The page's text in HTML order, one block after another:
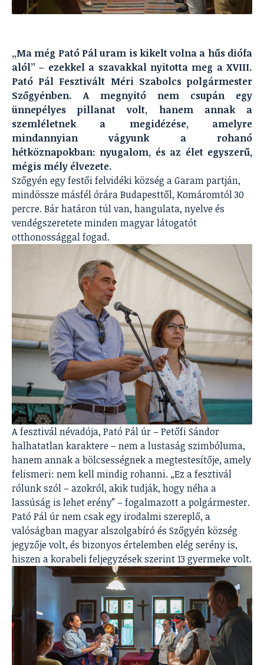
„Ma még Pató Pál uram is kikelt volna a hűs diófa
alól” – ezekkel a szavakkal nyitotta meg a XVIII.
Pató Pál Fesztivált Méri Szabolcs polgármester
Szőgyénben. A megnyitó nem csupán egy
ünnepélyes pillanat volt, hanem annak a
szemléletnek a megidézése, amelyre
mindannyian vágyunk a rohanó
hétköznapokban: nyugalom, és az élet egyszerű,
mégis mély élvezete.
Szőgyén egy festői felvidéki község a Garam partján,
mindössze másfél órára Budapesttől, Komáromtól 30
percre. Bár határon túl van, hangulata, nyelve és
vendégszeretete minden magyar látogatót
otthonossággal fogad.
A fesztivál névadója, Pató Pál úr – Petőfi Sándor
halhatatlan karaktere – nem a lustaság szimbóluma,
hanem annak a bölcsességnek a megtestesítője, amely
felismeri: nem kell mindig rohanni. „Ez a fesztivál
rólunk szól – azokról, akik tudják, hogy néha a
lassúság is lehet erény” – fogalmazott a polgármester.
Pató Pál úr nem csak egy irodalmi szereplő, a
valóságban magyar alszolgabíró és Szőgyén község
jegyzője volt, és bizonyos értelemben elég serény is,
hiszen a korabeli feljegyzések szerint 13 gyermeke volt.